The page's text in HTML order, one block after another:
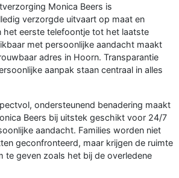
Monica Beers is
verzorgde uitvaart op maat en
het eerste telefoontje tot het laatste
met persoonlijke aandacht maakt
adres in Hoorn. Transparantie
aanpak staan centraal in alles
ondersteunend benadering maakt
Beers bij uitstek geschikt voor 24/7
aandacht. Families worden niet
geconfronteerd, maar krijgen de ruimte
te geven zoals het bij de overledene